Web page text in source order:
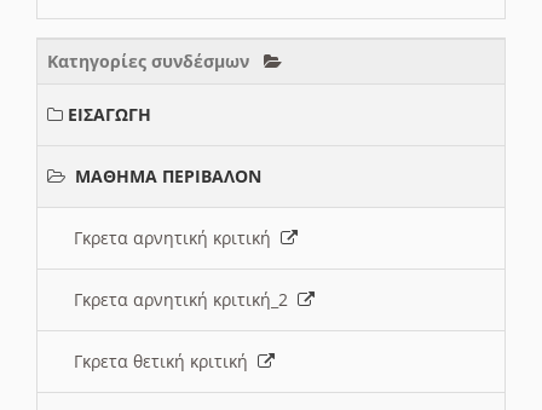
Κατηγορίες συνδέσμων
ΕΙΣΑΓΩΓΗ
ΜΑΘΗΜΑ ΠΕΡΙΒΑΛΟΝ
Γκρετα αρνητική κριτική
Γκρετα αρνητική κριτική_2
Γκρετα θετική κριτική